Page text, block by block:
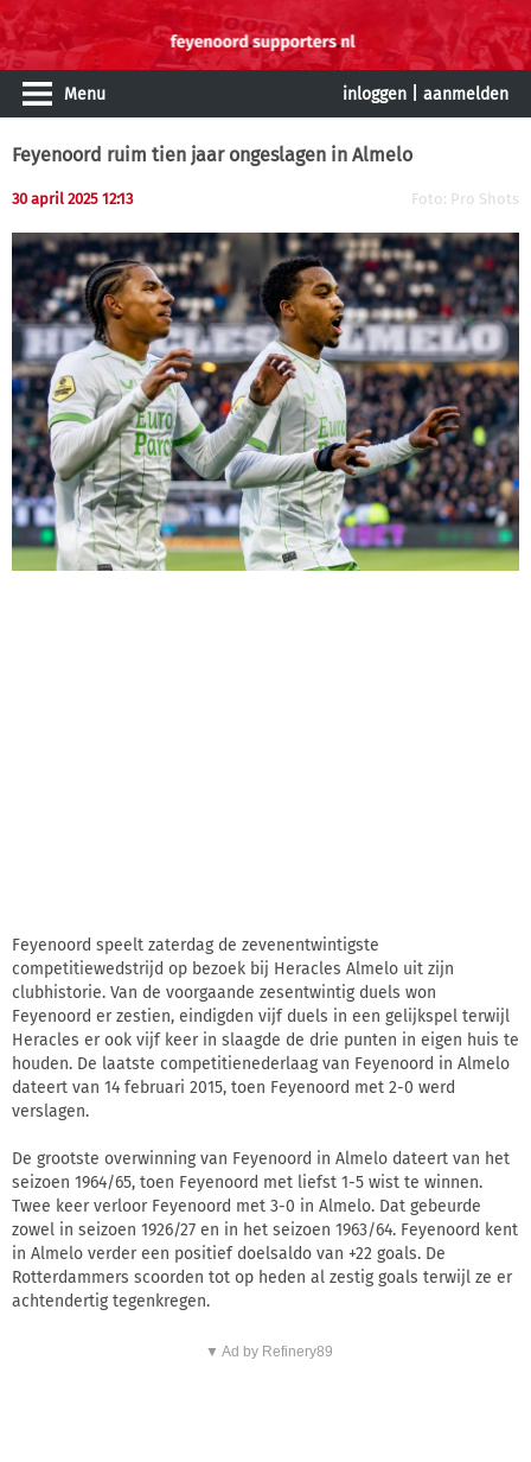
Menu inloggen aanmelden
Feyenoord ruim tien jaar ongeslagen in Almelo
30 april 2025 12:13 Foto: Pro Shots
Feyenoord speelt zaterdag de zevenentwintigste
competitiewedstrijd op bezoek bij Heracles Almelo uit zijn
clubhistorie. Van de voorgaande zesentwintig duels won
Feyenoord er zestien, eindigden vijf duels in een gelijkspel terwijl
Heracles er ook vijf keer in slaagde de drie punten in eigen huis te
houden. De laatste competitienederlaag van Feyenoord in Almelo
dateert van 14 februari 2015, toen Feyenoord met 2-0 werd
verslagen.
De grootste overwinning van Feyenoord in Almelo dateert van het
seizoen 1964/65, toen Feyenoord met liefst 1-5 wist te winnen.
Twee keer verloor Feyenoord met 3-0 in Almelo. Dat gebeurde
zowel in seizoen 1926/27 en in het seizoen 1963/64. Feyenoord kent
in Almelo verder een positief doelsaldo van +22 goals. De
Rotterdammers scoorden tot op heden al zestig goals terwijl ze er
achtendertig tegenkregen.
▼ Ad by Refinery89